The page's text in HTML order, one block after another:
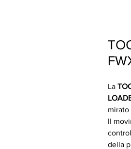
La
Il
della